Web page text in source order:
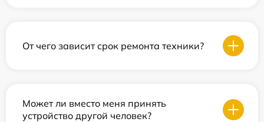
От чего зависит срок ремонта техники?
Может ли вместо меня принять
устройство другой человек?